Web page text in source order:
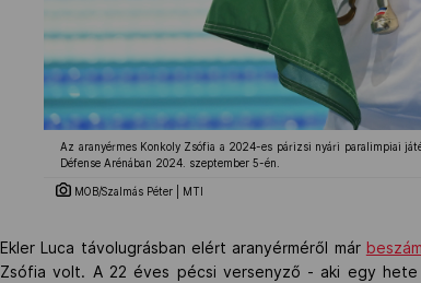
Az aranyérmes Konkoly Zsófia a 2024-es párizsi nyári paralimpiai
Défense Arénában 2024. szeptember 5-én.
MOB/Szalmás Péter | MTI
Ekler Luca távolugrásban elért aranyérméről már
Zsófia volt. A 22 éves pécsi versenyző - aki egy